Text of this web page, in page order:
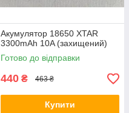
Акумулятор 18650 XTAR
3300mAh 10A (захищений)
Готово до відправки
440 ₴ 463 ₴
Купити